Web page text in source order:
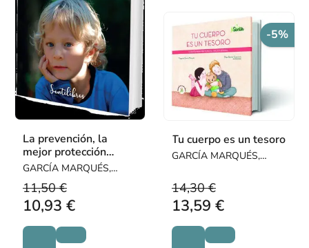
La prevención, la
mejor protección
contra el abuso sexual
GARCÍA MARQUÉS,
MARGARITA
11,50 €
10,93 €
-5%
Tu cuerpo es un tesoro
GARCÍA MARQUÉS,
14,30 €
13,59 €